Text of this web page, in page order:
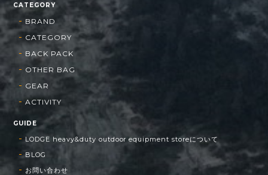
CATEGORY
BRAND
CATEGORY
BACK PACK
OTHER BAG
GEAR
ACTIVITY
GUIDE
LODGE heavy&duty outdoor equipment storeについて
BLOG
お問い合わせ